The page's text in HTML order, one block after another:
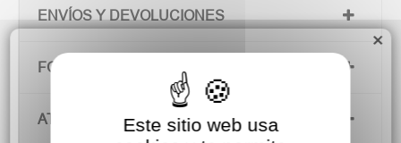
ENVÍOS Y DEVOLUCIONES
FORMAS DE PAGO
ATENCIÓN AL CLIENTE
×
Este sitio web usa